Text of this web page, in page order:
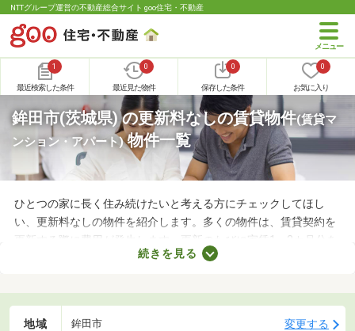
NTTグループ運営の不動産総合サイト goo住宅・不動産
1
最近検索した条件
0
最近見た物件
0
保存した条件
0
お気に入り
鉾田市(茨城県) の更新料なしの賃貸物件(賃貸マ
ンション・アパート)物件一覧
ひとつの家に長く住み続けたいと考える方にチェックしてほし
い、更新料なしの物件を紹介します。多くの物件は、賃貸契約を
更新する際に費用が発生します。更新のたびに家賃1～2カ月分を
支払わなければならないので、支出が増える点がデメリットだと
お気に入りのお部屋に長く住めますよ。
続きを見る
地域 鉾田市 変更する